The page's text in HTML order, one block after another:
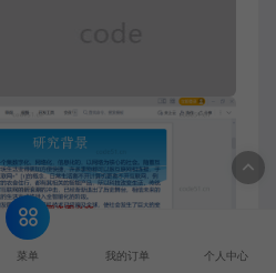
菜单 我的订单 个人中心